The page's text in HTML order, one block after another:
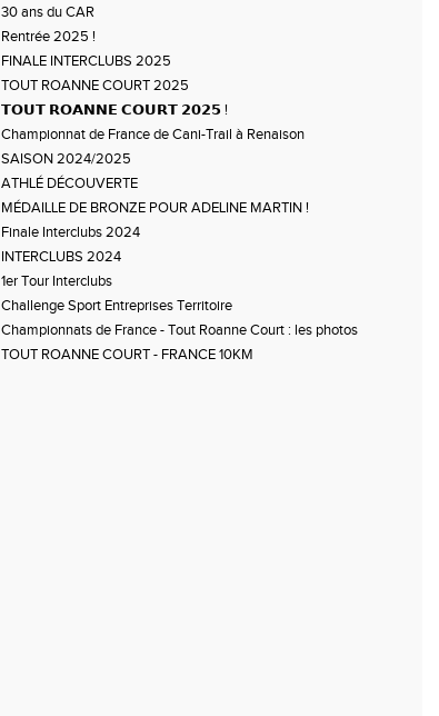
30 ans du CAR
Rentrée 2025 !
FINALE INTERCLUBS 2025
TOUT ROANNE COURT 2025
𝗧𝗢𝗨𝗧 𝗥𝗢𝗔𝗡𝗡𝗘 𝗖𝗢𝗨𝗥𝗧 𝟮𝟬𝟮𝟱 !
Championnat de France de Cani-Trail à Renaison
SAISON 2024/2025
ATHLÉ DÉCOUVERTE
MÉDAILLE DE BRONZE POUR ADELINE MARTIN !
Finale Interclubs 2024
INTERCLUBS 2024
1er Tour Interclubs
Challenge Sport Entreprises Territoire
Championnats de France - Tout Roanne Court : les photos
TOUT ROANNE COURT - FRANCE 10KM